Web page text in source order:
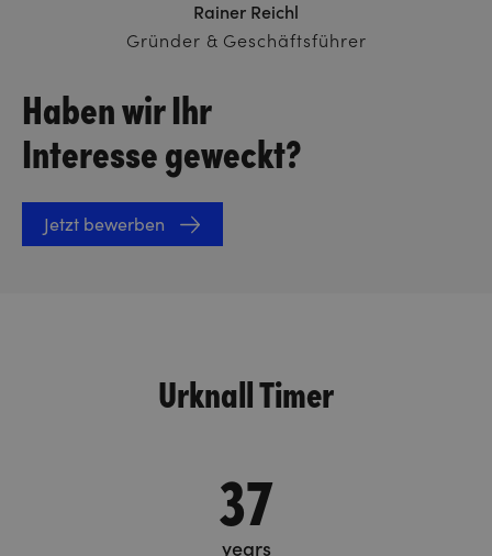
Haben wir Ihr
Interesse geweckt?
Jetzt bewerben
Rainer Reichl
Gründer & Geschäftsführer
Urknall Timer
37
years